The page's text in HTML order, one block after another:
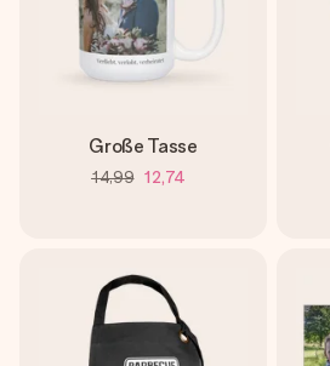
Große Tasse
14,99 12,74